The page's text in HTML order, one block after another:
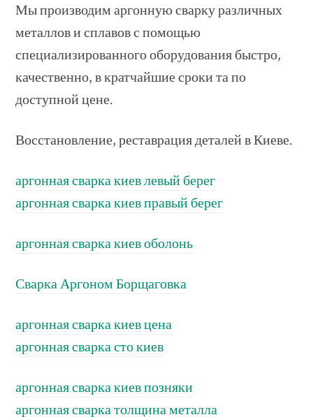
Мы производим аргонную сварку различных
металлов и сплавов с помощью
специализированного оборудования быстро,
качественно, в кратчайшие сроки та по
доступной цене.
Восстановление, реставрация деталей в Киеве.
аргонная сварка киев левый берег
аргонная сварка киев правый берег
аргонная сварка киев оболонь
Сварка Аргоном Борщаговка
аргонная сварка киев цена
аргонная сварка сто киев
аргонная сварка киев позняки
аргонная сварка толщина металла